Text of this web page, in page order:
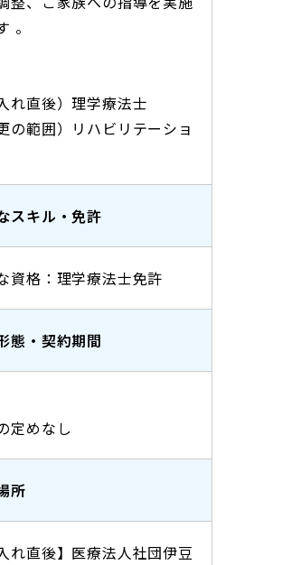
。
れ直後）理学療法士
更の範囲）リハビリテーショ
スキル・免許
資格：理学療法士免許
態・契約期間
定めなし
所
れ直後】医療法人社団伊豆